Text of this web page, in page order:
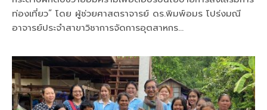
ท่องเที่ยว” โดย ผู้ช่วยศาสตราจารย์ ดร.พิมพ์อมร โปร่งมณี
อาจารย์ประจำสาขาวิชาการจัดการอุตสาหกร…